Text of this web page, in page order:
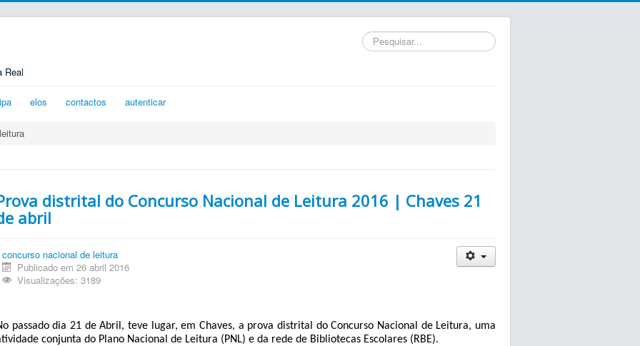
Real
Pesquisar...
elos contactos autenticar
distrital do Concurso Nacional de Leitura 2016 | Chaves 21
abril
concurso nacional de leitura
Publicado em 26 abril 2016
Visualizações: 3189
passado dia 21 de Abril, teve lugar, em Chaves, a prova distrital do Concurso Nacional de Leitura, uma
conjunta do Plano Nacional de Leitura (PNL) e da rede de Bibliotecas Escolares (RBE).